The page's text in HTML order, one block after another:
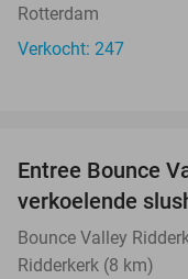
Rotterdam
Verkocht: 247
Entree Bounce
verkoelende
Bounce Valley
Ridderkerk (8 km)